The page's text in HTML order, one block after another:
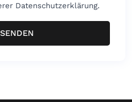
Datenschutzerklärung.
SENDEN